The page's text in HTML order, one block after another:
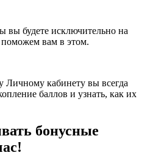
вы будете исключительно на
поможем вам в этом.
Личному кабинету вы всегда
баллов и узнать, как их
бонусные